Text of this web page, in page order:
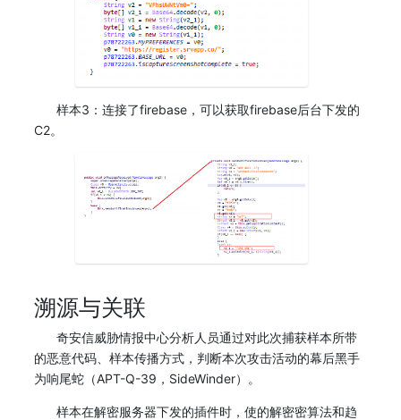
样本3：连接了firebase，可以获取firebase后台下发的
C2。
溯源与关联
奇安信威胁情报中心分析人员通过对此次捕获样本所带
的恶意代码、样本传播方式，判断本次攻击活动的幕后黑手
为响尾蛇（APT-Q-39，SideWinder）。
样本在解密服务器下发的插件时，使的解密密算法和趋